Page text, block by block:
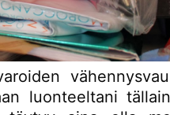
luonteeltani